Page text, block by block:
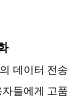
데이터 전송
들에게 고품